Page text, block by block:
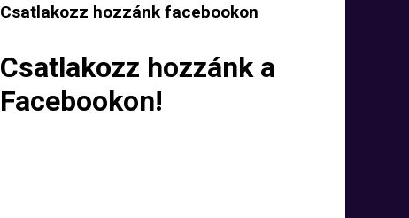
Csatlakozz hozzánk facebookon
Csatlakozz hozzánk a
Facebookon!